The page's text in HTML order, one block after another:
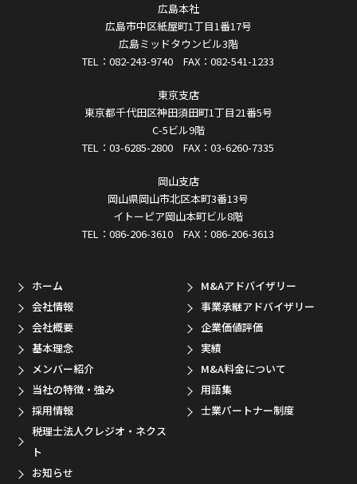
広島本社
広島市中区紙屋町1丁目1番17号
広島ミッドタウンビル3階
TEL：082-243-9740 FAX：082-541-1233
東京支店
東京都千代田区神田須田町1丁目21番5号
C-5ビル9階
TEL：03-6285-2800 FAX：03-6260-7335
岡山支店
岡山県岡山市北区本町3番13号
イトーピア岡山本町ビル8階
TEL：086-206-3610 FAX：086-206-3613
ホーム
会社情報
会社概要
基本理念
メンバー紹介
当社の特徴・強み
採用情報
税理士法人クレジオ・ネクス
ト
M&Aアドバイザリー
事業承継アドバイザリー
企業価値評価
実績
M&A料金について
用語集
士業パートナー制度
お知らせ